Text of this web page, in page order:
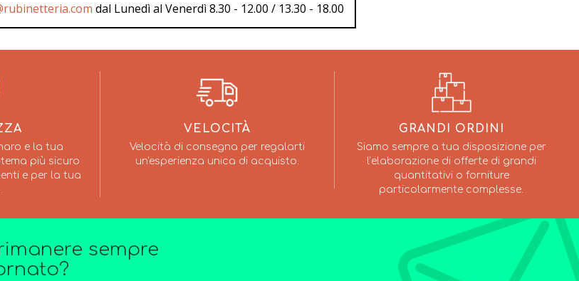
dal Lunedì al Venerdì 8.30 - 12.00 / 13.30 - 18.00
e la tua
più sicuro
e per la tua
VELOCITÀ
Velocità di consegna per regalarti
un'esperienza unica di acquisto.
GRANDI ORDINI
Siamo sempre a tua disposizione per
l’elaborazione di offerte di grandi
quantitativi o forniture
particolarmente complesse.
sempre